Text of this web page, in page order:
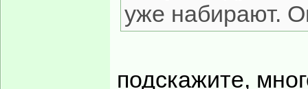
уже набирают.
подскажите,